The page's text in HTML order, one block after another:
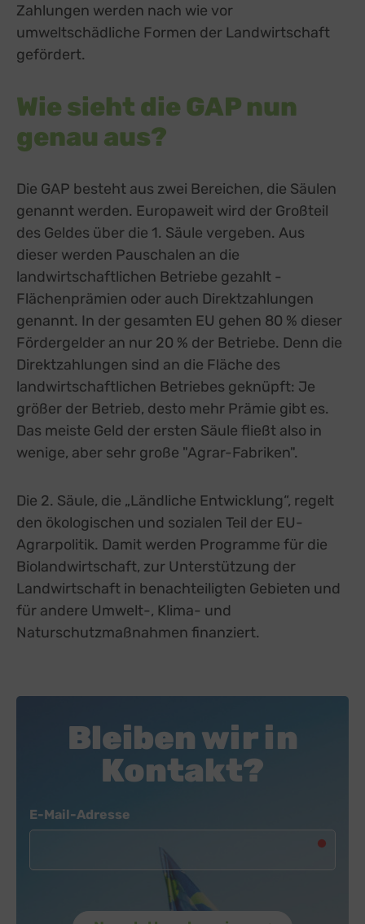
Zahlungen werden nach wie vor
umweltschädliche Formen der Landwirtschaft
gefördert.
Wie sieht die GAP nun
genau aus?
Die GAP besteht aus zwei Bereichen, die Säulen
genannt werden. Europaweit wird der Großteil
des Geldes über die 1. Säule vergeben. Aus
dieser werden Pauschalen an die
landwirtschaftlichen Betriebe gezahlt -
Flächenprämien oder auch Direktzahlungen
genannt. In der gesamten EU gehen 80 % dieser
Fördergelder an nur 20 % der Betriebe. Denn die
Direktzahlungen sind an die Fläche des
landwirtschaftlichen Betriebes geknüpft: Je
größer der Betrieb, desto mehr Prämie gibt es.
Das meiste Geld der ersten Säule fließt also in
wenige, aber sehr große "Agrar-Fabriken".
Die 2. Säule, die „Ländliche Entwicklung“, regelt
den ökologischen und sozialen Teil der EU-
Agrarpolitik. Damit werden Programme für die
Biolandwirtschaft, zur Unterstützung der
Landwirtschaft in benachteiligten Gebieten und
für andere Umwelt-, Klima- und
Naturschutzmaßnahmen finanziert.
Bleiben wir in
Kontakt?
E-Mail-Adresse